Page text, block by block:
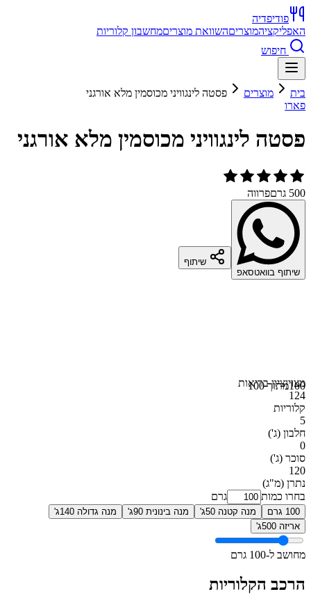
פודיפדיה
האפליקציהמוצריםהשוואת מוצריםמחשבון קלוריות
חיפוש
בית מוצרים
פסטה לינגוויני מכוסמין מלא אורגני
פארו
פסטה לינגוויני מכוסמין מלא אורגני
500 גרם פרווה
שיתוף בוואטסאפ
שיתוף
100מתוך 100מצויןציון בריאות
124
קלוריות
5
חלבון (ג')
0
סוכר (ג')
120
נתרן (מ"ג)
בחרו כמות
גרם
100 גרם מנה קטנה 50ג' מנה בינונית 90ג'
מנה גדולה 140ג'
אריזה 500ג'
מחושב ל-100 גרם
הרכב הקלוריות